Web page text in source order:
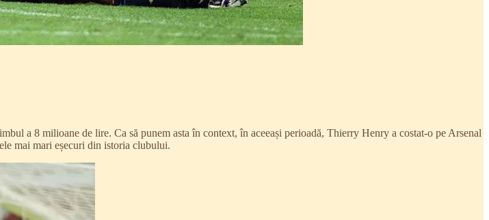
a 8 milioane de lire. Ca să punem asta în context, în aceeași perioadă, Thierry Henry a costat-o pe Arsenal
mai mari eșecuri din istoria clubului.